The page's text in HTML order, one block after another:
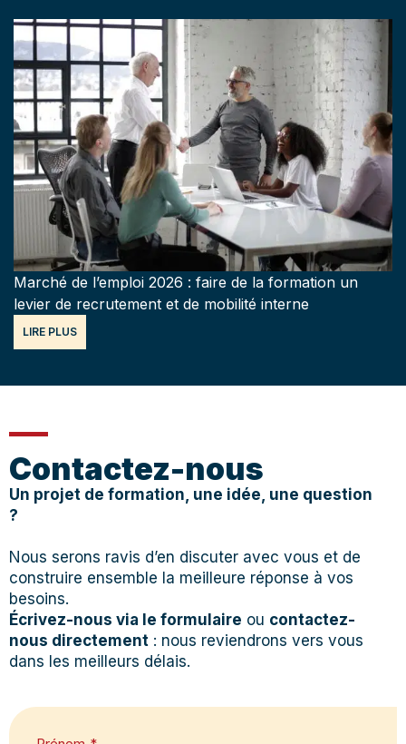
Marché de l’emploi 2026 : faire de la formation un
levier de recrutement et de mobilité interne
LIRE PLUS
Contactez-nous
Un projet de formation, une idée, une question
?
Nous serons ravis d’en discuter avec vous et de
construire ensemble la meilleure réponse à vos
besoins.
Écrivez-nous via le formulaire ou contactez-
nous directement : nous reviendrons vers vous
dans les meilleurs délais.